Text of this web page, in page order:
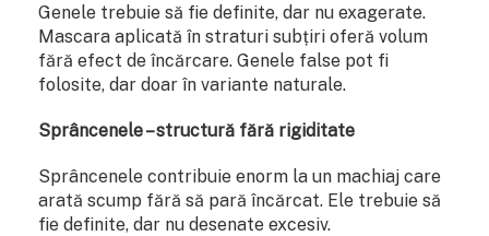
Genele trebuie să fie definite, dar nu exagerate.
Mascara aplicată în straturi subțiri oferă volum
fără efect de încărcare. Genele false pot fi
folosite, dar doar în variante naturale.
Sprâncenele – structură fără rigiditate
Sprâncenele contribuie enorm la un machiaj care
arată scump fără să pară încărcat. Ele trebuie să
fie definite, dar nu desenate excesiv.